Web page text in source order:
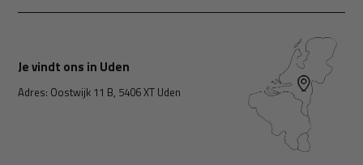
Je vindt ons in Uden
Adres: Oostwijk 11 B, 5406 XT Uden